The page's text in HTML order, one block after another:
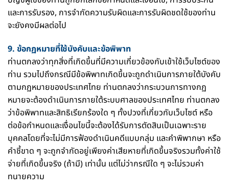
และการรับรอง, การจำกัดความรับผิดและการรับผิดชดใช้ของท่าน
จะยังคงมีผลต่อไป
9. ข้อกฏหมายที่ใช้บังคับและข้อพิพาท
ท่านตกลงว่าทุกสิ่งที่เกิดขึ้นที่มีความเกี่ยวข้องกับเข้าใช้เว็บไซต์ของ
ท่าน รวมไปถึงกรณีมีข้อพิพาทเกิดขึ้นจะถูกดำเนินการภายใต้บังคับ
ตามกฏหมายของประเทศไทย ท่านตกลงว่ากระบวนการทางกฏ
หมายจะต้องดำเนินการภายใต้ระบบศาลของประเทศไทย ท่านตกลง
ว่าข้อพิพาทและสิทธิเรียกร้องใด ๆ ทั้งปวงที่เกี่ยวกับเว็บไซต์ หรือ
ต่อข้อกำหนดและเงื่อนไขนี้จะต้องได้รับการตัดสินเป็นเฉพาะราย
บุคคลโดยที่จะไม่มีการฟ้องดำเนินคดีแบบกลุ่ม และคำพิพากษา หรือ
คำชี้ขาด ๆ จะถูกจำกัดอยู่เพียงค่าเสียหายที่เกิดขึ้นจริงรวมทั้งค่าใช้
จ่ายที่เกิดขึ้นจริง (ถ้ามี) เท่านั้น แต่ไม่ว่ากรณีใด ๆ จะไม่รวมค่า
ทนายความ